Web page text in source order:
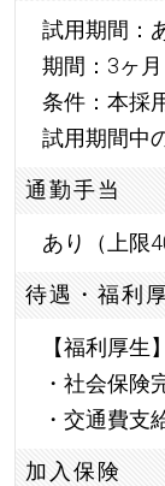
試用期間：
期間：3ヶ月
条件：本採
試用期間中
通勤手当
あり（上限
待遇・福利
【福利厚生】
・社会保険
・交通費支
加入保険